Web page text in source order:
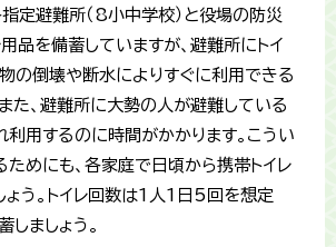
定避難所（8小中学校）と役場の防災
品を備蓄していますが、避難所にトイ
物の倒壊や断水によりすぐに利用できる
た、避難所に大勢の人が避難している
利用するのに時間がかかります。こうい
めにも、各家庭で日頃から携帯トイレ
ょう。トイレ回数は1人1日5回を想定
しましょう。